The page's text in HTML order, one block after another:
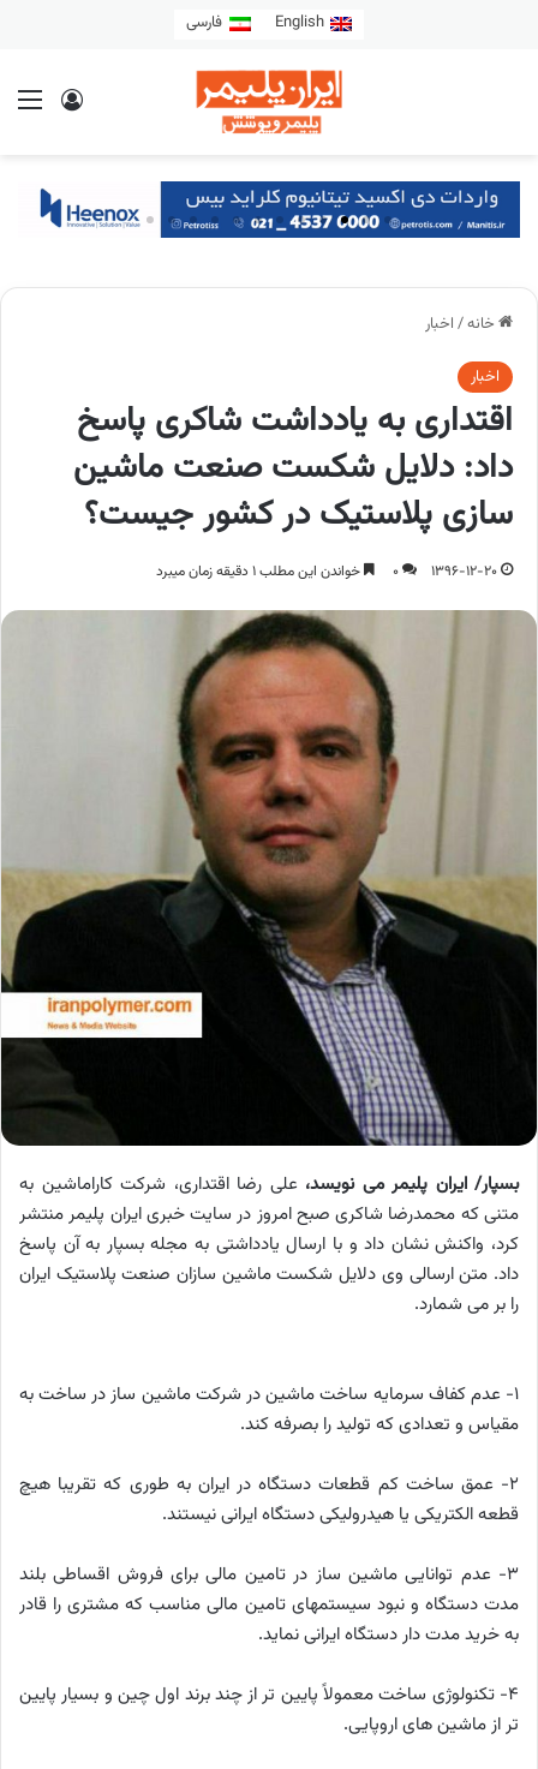
English فارسی
خانه/ اخبار
اخبار
اقتداری به یادداشت شاکری پاسخ
داد: دلایل شکست صنعت ماشین
سازی پلاستیک در کشور جیست؟
1396-12-20
0 خواندن این مطلب 1 دقیقه زمان میبرد
بسپار/ ایران پلیمر می نویسد، علی رضا اقتداری، شرکت کاراماشین به
متنی که محمدرضا شاکری صبح امروز در سایت خبری ایران پلیمر منتشر
کرد، واکنش نشان داد و با ارسال یادداشتی به مجله بسپار به آن پاسخ
داد. متن ارسالی وی دلایل شکست ماشین سازان صنعت پلاستیک ایران
را بر می شمارد.
1- عدم کفاف سرمایه ساخت ماشین در شرکت ماشین ساز در ساخت به
مقیاس و تعدادی که تولید را بصرفه کند.
2- عمق ساخت کم قطعات دستگاه در ایران به طوری که تقریبا هیچ
قطعه الکتریکی یا هیدرولیکی دستگاه ایرانی نیستند.
3- عدم توانایی ماشین ساز در تامین مالی برای فروش اقساطی بلند
مدت دستگاه و نبود سیستمهای تامین مالی مناسب که مشتری را قادر
به خرید مدت دار دستگاه ایرانی نماید.
4- تکنولوژی ساخت معمولاً پایین تر از چند برند اول چین و بسیار پایین
تر از ماشین های اروپایی.